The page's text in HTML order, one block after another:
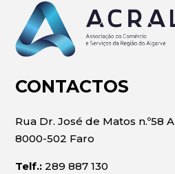
CONTACTOS
Rua Dr. José de Matos n.º58 A
8000-502 Faro
Telf.: 289 887 130